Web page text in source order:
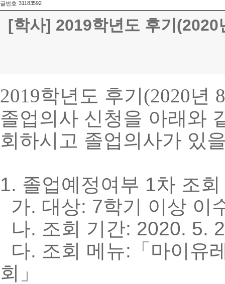
글번호 31183592
[학사] 2019학년도 후기
2019학년도 후기(2020년 8
졸업의사 신청을 아래와
회하시고 졸업의사가 있
1. 졸업예정여부 1차 조회
가. 대상: 7학기 이상 이
나. 조회 기간: 2020. 5.
다. 조회 메뉴:「마이유
회」